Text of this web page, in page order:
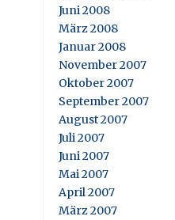
Juni 2008
März 2008
Januar 2008
November 2007
Oktober 2007
September 2007
August 2007
Juli 2007
Juni 2007
Mai 2007
April 2007
März 2007